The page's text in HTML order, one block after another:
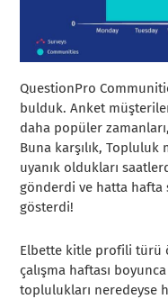
QuestionPro
bulduk. Anket
daha popüler
Buna karşılık,
uyanık oldukları
gönderdi ve hatta hafta
gösterdi!
Elbette kitle profili türü
çalışma haftası
toplulukları neredeyse